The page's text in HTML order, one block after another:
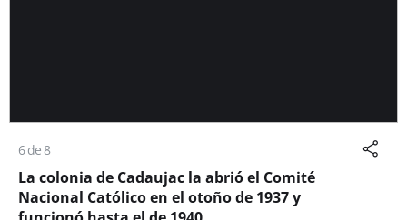
6 de 8
La colonia de Cadaujac la abrió el Comité
Nacional Católico en el otoño de 1937 y